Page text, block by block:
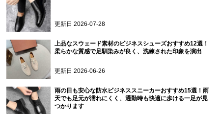
更新日2026-07-28
上品なスウェード素材のビジネスシューズおすすめ12選！
柔らかな質感で足馴染みが良く、洗練された印象を演出
更新日2026-06-26
雨の日も安心な防水ビジネススニーカーおすすめ15選！雨
天でも足元が濡れにくく、通勤時も快適に歩ける一足が見
つかります